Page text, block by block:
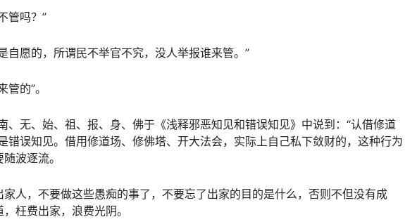
管吗？”
自愿的，所谓民不举官不究，没人举报谁来管。”
的”。
、无、始、祖、报、身、佛于《浅释邪恶知见和错误知见》中说到：“认借修道
错误知见。借用修道场、修佛塔、开大法会，实际上自己私下敛财的，这种行为
波逐流。
人，不要做这些愚痴的事了，不要忘了出家的目的是什么，否则不但没有成
枉费出家，浪费光阴。